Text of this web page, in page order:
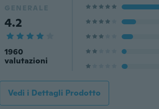
GENERALE
4.2
1960
valutazioni
Vedi i Dettagli Prodotto